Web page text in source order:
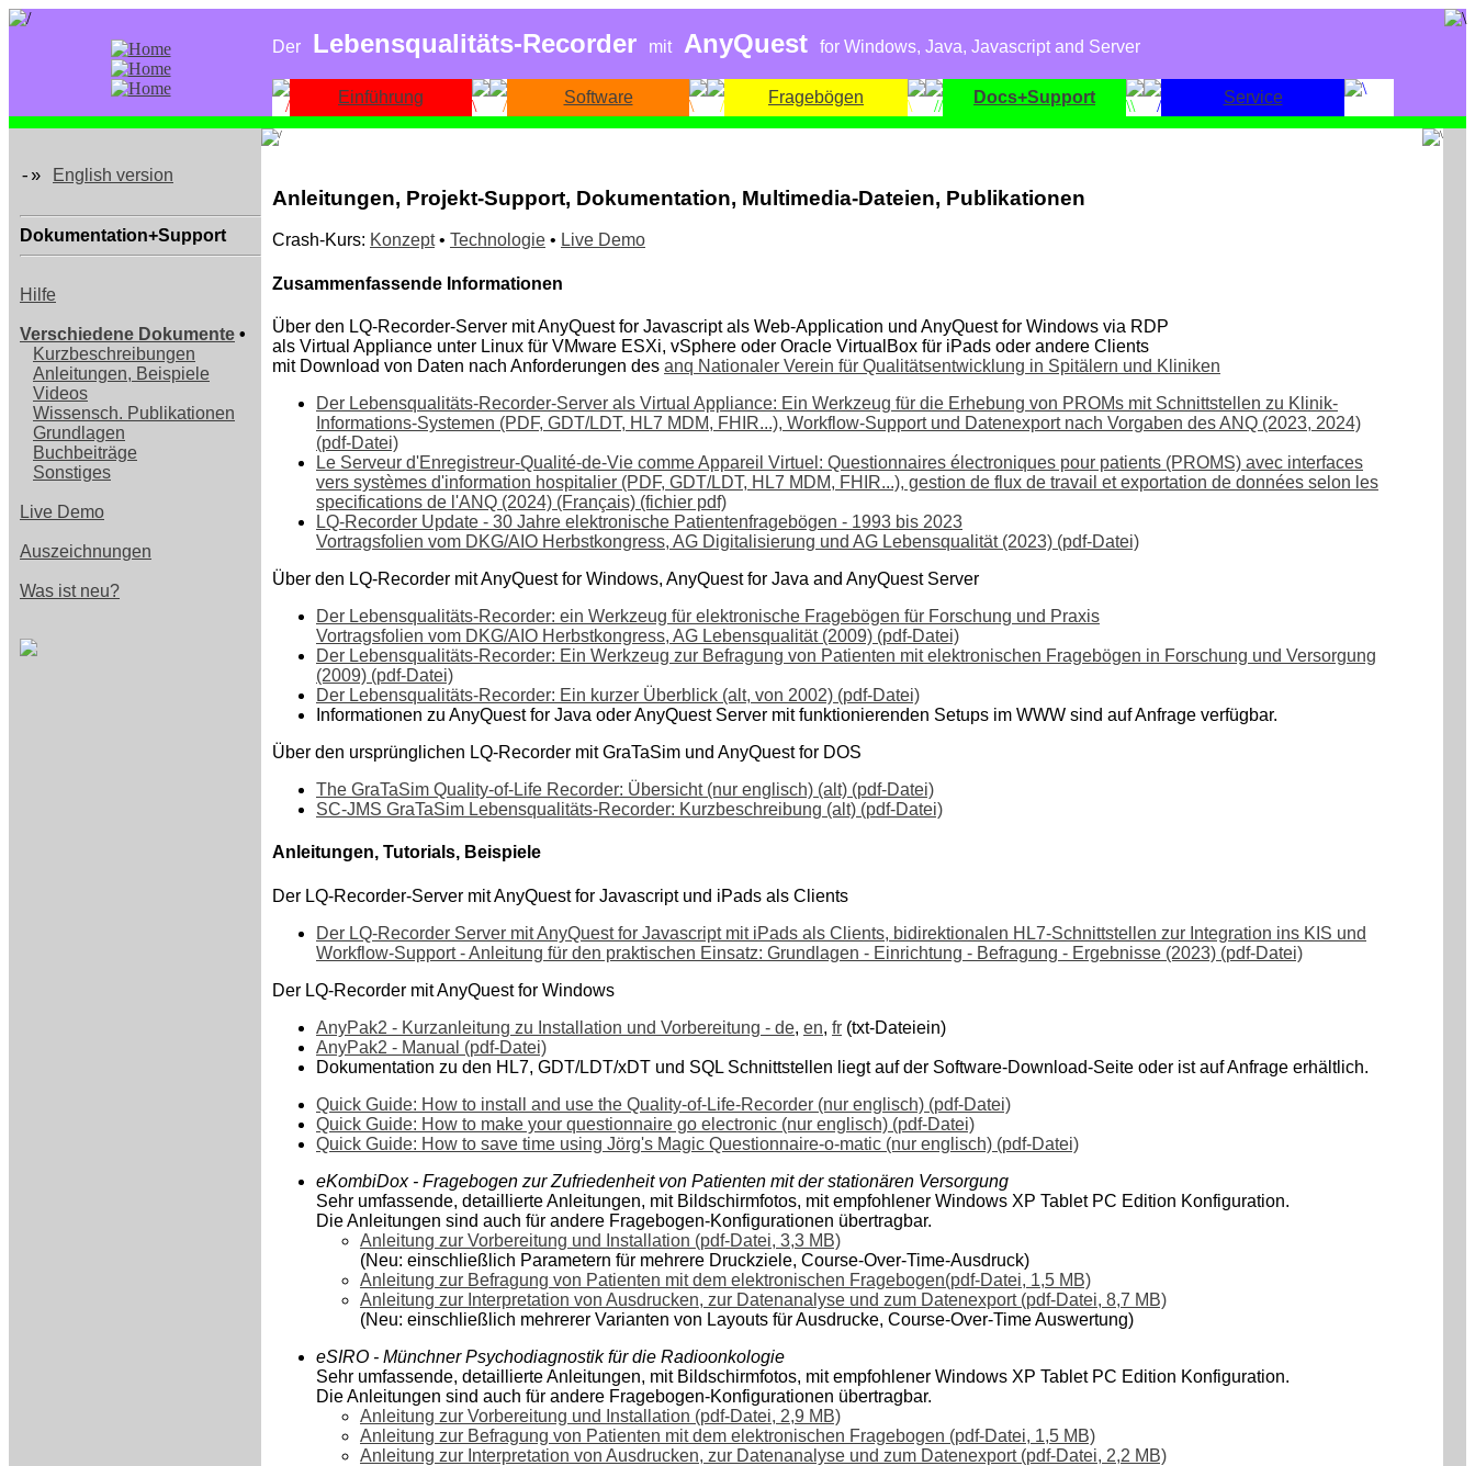
Der Lebensqualitäts-Recorder mit AnyQuest for Windows, Java, Javascript and Server
Einführung Software Fragebögen Docs+Support Service
-» English version
Dokumentation+Support
Hilfe
Verschiedene Dokumente •
Kurzbeschreibungen
Anleitungen, Beispiele
Videos
Wissensch. Publikationen
Grundlagen
Buchbeiträge
Sonstiges
Live Demo
Auszeichnungen
Was ist neu?
Anleitungen, Projekt-Support, Dokumentation, Multimedia-Dateien, Publikationen
Crash-Kurs: Konzept• Technologie • Live Demo
Zusammenfassende Informationen
Über den LQ-Recorder-Server mit AnyQuest for Javascript als Web-Application und AnyQuest for Windows via RDP
als Virtual Appliance unter Linux für VMware ESXi, vSphere oder Oracle VirtualBox für iPads oder andere Clients
mit Download von Daten nach Anforderungen des anq Nationaler Verein für Qualitätsentwicklung in Spitälern und Kliniken
Der Lebensqualitäts-Recorder-Server als Virtual Appliance: Ein Werkzeug für die Erhebung von PROMs mit Schnittstellen zu Klinik-
Informations-Systemen (PDF, GDT/LDT, HL7 MDM, FHIR...), Workflow-Support und Datenexport nach Vorgaben des ANQ (2023, 2024)
(pdf-Datei)
Le Serveur d'Enregistreur-Qualité-de-Vie comme Appareil Virtuel: Questionnaires électroniques pour patients (PROMS) avec interfaces
vers systèmes d'information hospitalier (PDF, GDT/LDT, HL7 MDM, FHIR...), gestion de flux de travail et exportation de données selon les
specifications de l'ANQ (2024) (Français) (fichier pdf)
LQ-Recorder Update - 30 Jahre elektronische Patientenfragebögen - 1993 bis 2023
Vortragsfolien vom DKG/AIO Herbstkongress, AG Digitalisierung und AG Lebensqualität (2023) (pdf-Datei)
Über den LQ-Recorder mit AnyQuest for Windows, AnyQuest for Java and AnyQuest Server
Der Lebensqualitäts-Recorder: ein Werkzeug für elektronische Fragebögen für Forschung und Praxis
Vortragsfolien vom DKG/AIO Herbstkongress, AG Lebensqualität (2009) (pdf-Datei)
Der Lebensqualitäts-Recorder: Ein Werkzeug zur Befragung von Patienten mit elektronischen Fragebögen in Forschung und Versorgung
(2009) (pdf-Datei)
Der Lebensqualitäts-Recorder: Ein kurzer Überblick (alt, von 2002) (pdf-Datei)
Informationen zu AnyQuest for Java oder AnyQuest Server mit funktionierenden Setups im WWW sind auf Anfrage verfügbar.
Über den ursprünglichen LQ-Recorder mit GraTaSim und AnyQuest for DOS
The GraTaSim Quality-of-Life Recorder: Übersicht (nur englisch) (alt) (pdf-Datei)
SC-JMS GraTaSim Lebensqualitäts-Recorder: Kurzbeschreibung (alt) (pdf-Datei)
Anleitungen, Tutorials, Beispiele
Der LQ-Recorder-Server mit AnyQuest for Javascript und iPads als Clients
Der LQ-Recorder Server mit AnyQuest for Javascript mit iPads als Clients, bidirektionalen HL7-Schnittstellen zur Integration ins KIS und
Workflow-Support - Anleitung für den praktischen Einsatz: Grundlagen - Einrichtung - Befragung - Ergebnisse (2023) (pdf-Datei)
Der LQ-Recorder mit AnyQuest for Windows
AnyPak2 - Kurzanleitung zu Installation und Vorbereitung - de, en, fr (txt-Dateiein)
AnyPak2 - Manual (pdf-Datei)
Dokumentation zu den HL7, GDT/LDT/xDT und SQL Schnittstellen liegt auf der Software-Download-Seite oder ist auf Anfrage erhältlich.
Quick Guide: How to install and use the Quality-of-Life-Recorder (nur englisch) (pdf-Datei)
Quick Guide: How to make your questionnaire go electronic (nur englisch) (pdf-Datei)
Quick Guide: How to save time using Jörg's Magic Questionnaire-o-matic (nur englisch) (pdf-Datei)
eKombiDox - Fragebogen zur Zufriedenheit von Patienten mit der stationären Versorgung
Sehr umfassende, detaillierte Anleitungen, mit Bildschirmfotos, mit empfohlener Windows XP Tablet PC Edition Konfiguration.
Die Anleitungen sind auch für andere Fragebogen-Konfigurationen übertragbar.
Anleitung zur Vorbereitung und Installation (pdf-Datei, 3,3 MB)
(Neu: einschließlich Parametern für mehrere Druckziele, Course-Over-Time-Ausdruck)
Anleitung zur Befragung von Patienten mit dem elektronischen Fragebogen(pdf-Datei, 1,5 MB)
Anleitung zur Interpretation von Ausdrucken, zur Datenanalyse und zum Datenexport (pdf-Datei, 8,7 MB)
(Neu: einschließlich mehrerer Varianten von Layouts für Ausdrucke, Course-Over-Time Auswertung)
eSIRO - Münchner Psychodiagnostik für die Radioonkologie
Sehr umfassende, detaillierte Anleitungen, mit Bildschirmfotos, mit empfohlener Windows XP Tablet PC Edition Konfiguration.
Die Anleitungen sind auch für andere Fragebogen-Konfigurationen übertragbar.
Anleitung zur Vorbereitung und Installation (pdf-Datei, 2,9 MB)
Anleitung zur Befragung von Patienten mit dem elektronischen Fragebogen (pdf-Datei, 1,5 MB)
Anleitung zur Interpretation von Ausdrucken, zur Datenanalyse und zum Datenexport (pdf-Datei, 2,2 MB)